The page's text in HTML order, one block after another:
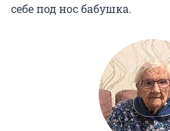
себе под нос бабушка.